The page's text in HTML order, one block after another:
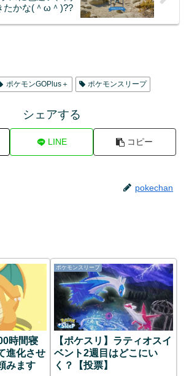
たかな(＾ω＾)??
ポケモンGOPlus＋ ポケモンスリープ
シェアする
LINE コピー
pokechan
時間寝
進化させ
みます
ポケモンスリープ
【ポケスリ】ラティオスイ
ベント2週目はどこにい
く？【投票】